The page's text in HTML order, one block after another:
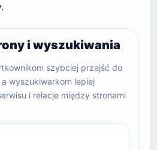
i wyszukiwania
szybciej przejść do
wyszukiwarkom lepiej
i relacje między stronami